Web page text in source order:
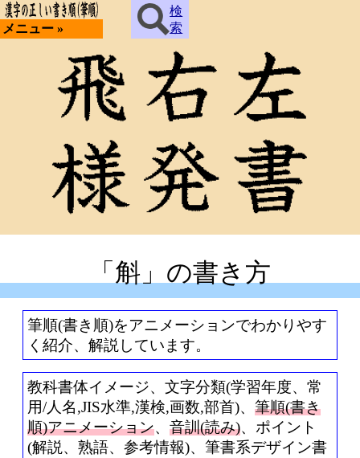
メニュー »
検
索
「斛」の書き方
筆順(書き順)をアニメーションでわかりやす
く紹介、解説しています。
教科書体イメージ、文字分類(学習年度、常
用/人名,JIS水準,漢検,画数,部首)、 筆順(書き
順)アニメーション、 音訓(読み)、ポイント
(解説、熟語、参考情報)、筆書系デザイン書